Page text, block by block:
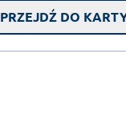
PRZEJDŹ DO